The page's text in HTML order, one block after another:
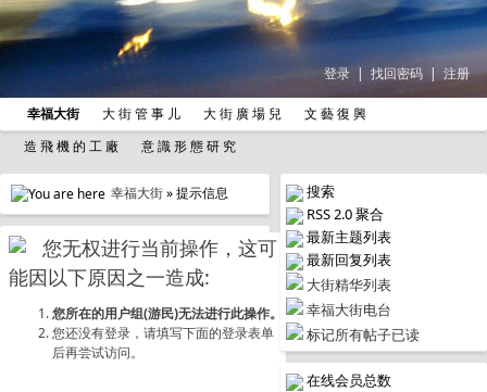
登录 | 找回密码 | 注册
幸福大街 大 街 管 事 儿 大 街 廣 場 兒
文 藝 復 興
造 飛 機 的 工 廠
意 識 形 態 研 究
搜索
RSS 2.0 聚合
最新主题列表
最新回复列表
大街精华列表
幸福大街电台
标记所有帖子已读
在线会员总数
幸福大街» 提示信息
您无权进行当前操作，这可
能因以下原因之一造成:
您所在的用户组(游民)无法进行此操作。
您还没有登录，请填写下面的登录表单
后再尝试访问。